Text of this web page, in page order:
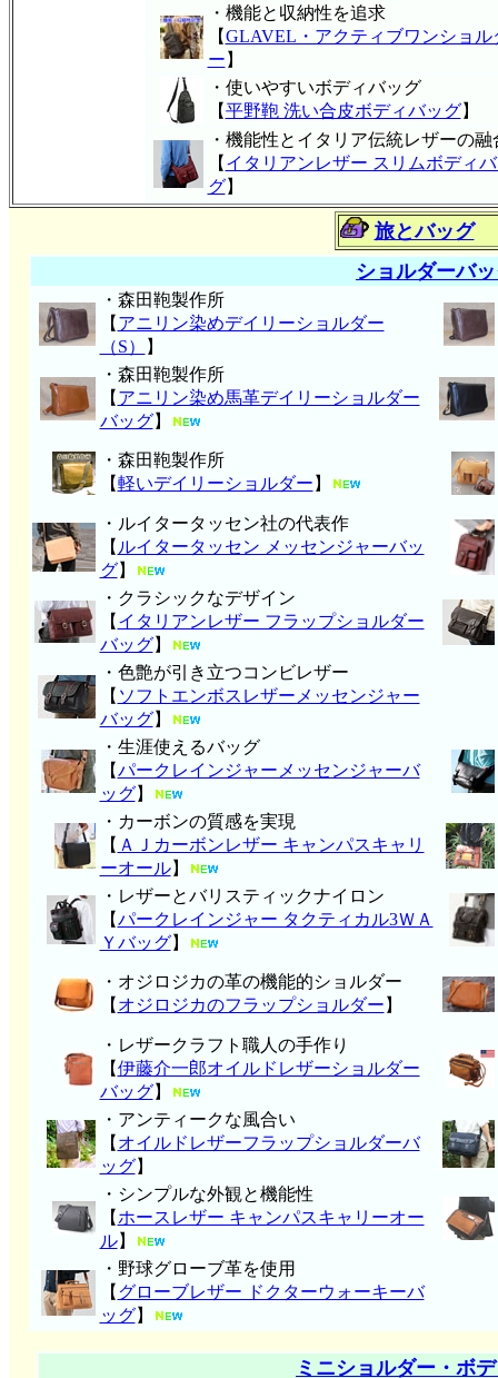
・機能と収納性を追求
【GLAVEL・アクティブワンショル
ー 】
・使いやすいボディバッグ
【平野鞄 洗い合皮ボディバッグ】
・機能性とイタリア伝統レザーの融
【 イタリアンレザー スリムボディ
グ】
旅とバッグ
ショルダーバ
・森田鞄製作所
【 アニリン染めデイリーショルダー
（S）
】
・森田鞄製作所
【 アニリン染め馬革デイリーショルダー
バッグ】
・森田鞄製作所
【軽いデイリーショルダー 】
・ルイタータッセン社の代表作
【 ルイタータッセン メッセンジャーバッ
グ】
・クラシックなデザイン
【 イタリアンレザー フラップショルダー
バッグ】
・色艶が引き立つコンビレザー
【 ソフトエンボスレザーメッセンジャー
バッグ】
・生涯使えるバッグ
【パークレインジャーメッセンジャーバ
ッグ】
・カーボンの質感を実現
【 ＡＪカーボンレザー キャンパスキャリ
ーオール】
・レザーとバリスティックナイロン
【パークレインジャー タクティカル3ＷＡ
Ｙバッグ】
・オジロジカの革の機能的ショルダー
【 オジロジカのフラップショルダー 】
・レザークラフト職人の手作り
【伊藤介一郎オイルドレザーショルダー
バッグ】
・アンティークな風合い
【 オイルドレザーフラップショルダーバ
ッグ】
・シンプルな外観と機能性
【 ホースレザー キャンパスキャリーオー
ル】
・野球グローブ革を使用
【 グローブレザー ドクターウォーキーバ
ッグ】
ミニショルダー・ボ